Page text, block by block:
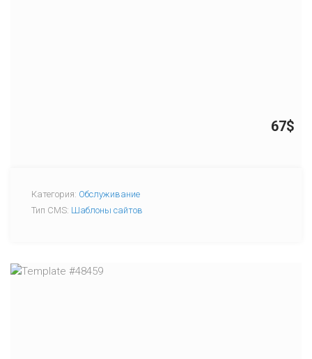
67$
Категория: Обслуживание
Тип CMS: Шаблоны сайтов